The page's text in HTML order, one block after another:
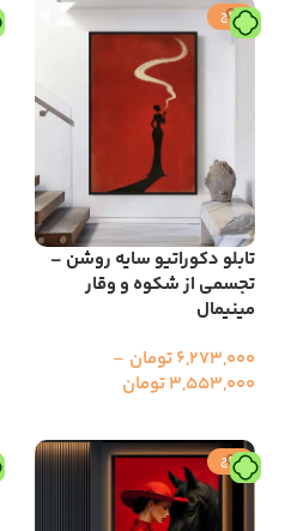
حراج
تابلو دکوراتیو سایه روشن –
تجسمی از شکوه و وقار
مینیمال
6,273,000تومان –
3,553,000تومان
حراج